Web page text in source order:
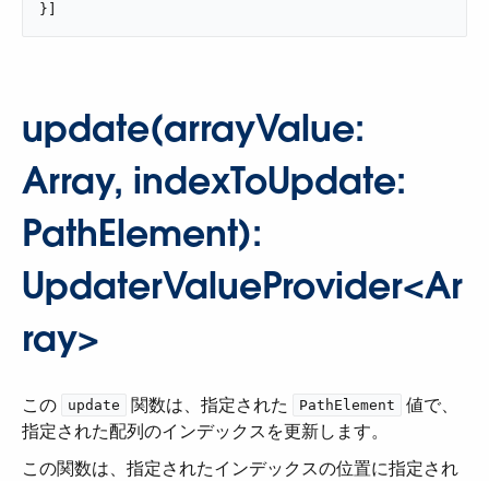
}]
update(arrayValue:
Array, indexToUpdate:
PathElement):
UpdaterValueProvider<Ar
ray>
この ​ update ​ 関数は、指定された ​ PathElement
​ 値で、
指定された配列のインデックスを更新します。
この関数は、指定されたインデックスの位置に指定され